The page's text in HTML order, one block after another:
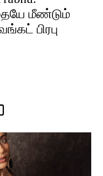
மீண்டும்
பிரபு